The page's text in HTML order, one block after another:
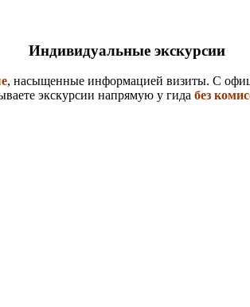
Индивидуальные экскурсии
, насыщенные информацией визиты. С
экскурсии напрямую у гида без